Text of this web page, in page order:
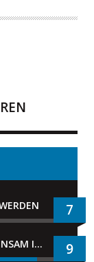
7
SUPER MARIO BROS. WONDER + GEMEINSAM IM BELLABEL-PARK 9